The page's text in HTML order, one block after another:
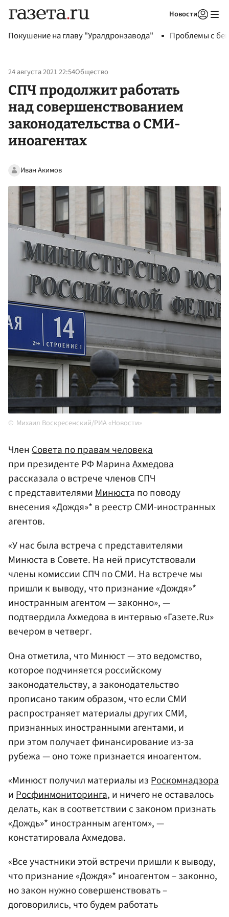
Новости
Покушение на главу "Уралдронзавода" Проблемы с
24 августа 2021 22:54Общество
СПЧ продолжит работать
над совершенствованием
законодательства о СМИ-
иноагентах
Иван Акимов
Михаил Воскресенский/РИА «Новости»
ЧленСовета по правам человека
при президенте РФ МаринаАхмедова
рассказала о встрече членов СПЧ
с представителямиМинюста по поводу
внесения «Дождя»* в реестр СМИ-иностранных
агентов.
«У нас была встреча с представителями
Минюста в Совете. На ней присутствовали
члены комиссии СПЧ по СМИ. На встрече мы
пришли к выводу, что признание «Дождя»*
иностранным агентом — законно», —
подтвердила Ахмедова в интервью «Газете.Ru»
вечером в четверг.
Она отметила, что Минюст — это ведомство,
которое подчиняется российскому
законодательству, а законодательство
прописано таким образом, что если СМИ
распространяет материалы других СМИ,
признанных иностранными агентами, и
при этом получает финансирование из-за
рубежа — оно тоже признается иноагентом.
«Минюст получил материалы изРоскомнадзора
иРосфинмониторинга, и ничего не оставалось
делать, как в соответствии с законом признать
«Дождь»* иностранным агентом», —
констатировала Ахмедова.
«Все участники этой встречи пришли к выводу,
что признание «Дождя»* иноагентом – законно,
но закон нужно совершенствовать –
договорились, что будем работать